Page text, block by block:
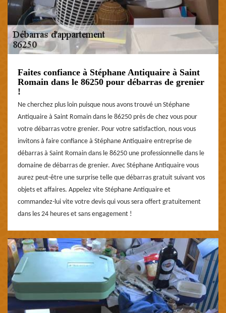
Faites confiance à Stéphane Antiquaire à Saint
Romain dans le 86250 pour débarras de grenier
!
Ne cherchez plus loin puisque nous avons trouvé un Stéphane
Antiquaire à Saint Romain dans le 86250 près de chez vous pour
votre débarras votre grenier. Pour votre satisfaction, nous vous
invitons à faire confiance à Stéphane Antiquaire entreprise de
débarras à Saint Romain dans le 86250 une professionnelle dans le
domaine de débarras de grenier. Avec Stéphane Antiquaire vous
aurez peut-être une surprise telle que débarras gratuit suivant vos
objets et affaires. Appelez vite Stéphane Antiquaire et
commandez-lui vite votre devis qui vous sera offert gratuitement
dans les 24 heures et sans engagement !